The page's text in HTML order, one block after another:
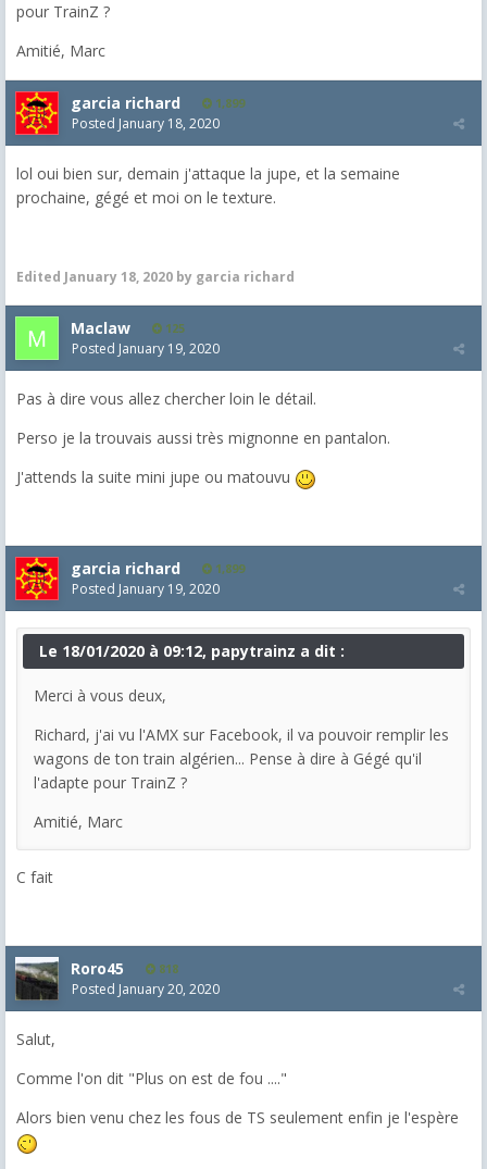
pour TrainZ ?
Amitié, Marc
garcia richard 1,899
Posted January 18, 2020
lol oui bien sur, demain j'attaque la jupe, et la semaine
prochaine, gégé et moi on le texture.
Edited January 18, 2020 by garcia richard
Maclaw 125
Posted January 19, 2020
Pas à dire vous allez chercher loin le détail.
Perso je la trouvais aussi très mignonne en pantalon.
J'attends la suite mini jupe ou matouvu
garcia richard 1,899
Posted January 19, 2020
Le 18/01/2020 à 09:12, papytrainz a dit :
Merci à vous deux,
Richard, j'ai vu l'AMX sur Facebook, il va pouvoir remplir les
wagons de ton train algérien... Pense à dire à Gégé qu'il
l'adapte pour TrainZ ?
Amitié, Marc
C fait
Roro45 818
Posted January 20, 2020
Salut,
Comme l'on dit "Plus on est de fou ...."
Alors bien venu chez les fous de TS seulement enfin je l'espère